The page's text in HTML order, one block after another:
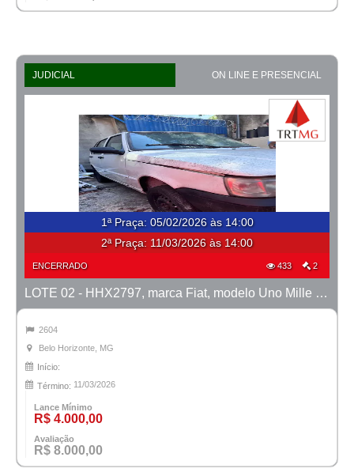
JUDICIAL ON LINE E PRESENCIAL
1ª Praça: 05/02/2026 às 14:00
2ª Praça: 11/03/2026 às 14:00
ENCERRADO 433 2
LOTE 02 - HHX2797, marca Fiat, modelo Uno Mille Fire Flex, ano 2008/2008
2604
Belo Horizonte, MG
Início:
Término: 11/03/2026
Lance Mínimo
R$ 4.000,00
Avaliação
R$ 8.000,00